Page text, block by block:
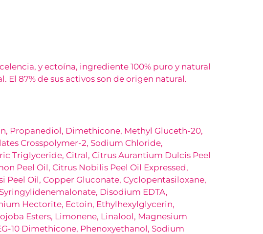
y ectoína, ingrediente 100% puro y natural
87% de sus activos son de origen natural.
Propanediol, Dimethicone, Methyl Gluceth-20,
Crosspolymer-2, Sodium Chloride,
Triglyceride, Citral, Citrus Aurantium Dulcis Peel
Peel Oil, Citrus Nobilis Peel Oil Expressed,
Peel Oil, Copper Gluconate, Cyclopentasiloxane,
Disodium EDTA,
Hectorite, Ectoin, Ethylhexylglycerin,
Esters, Limonene, Linalool, Magnesium
10 Dimethicone, Phenoxyethanol, Sodium